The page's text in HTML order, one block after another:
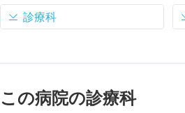
診療科
この病院の診療科